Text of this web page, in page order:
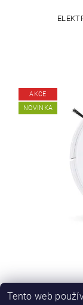
AKCE
NOVINKA
Tento web